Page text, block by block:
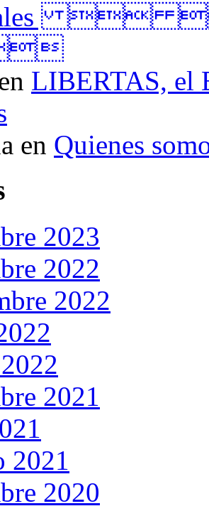

LIBERTAS, el
en Quienes
2023
2022
2022
2021
2021
2020